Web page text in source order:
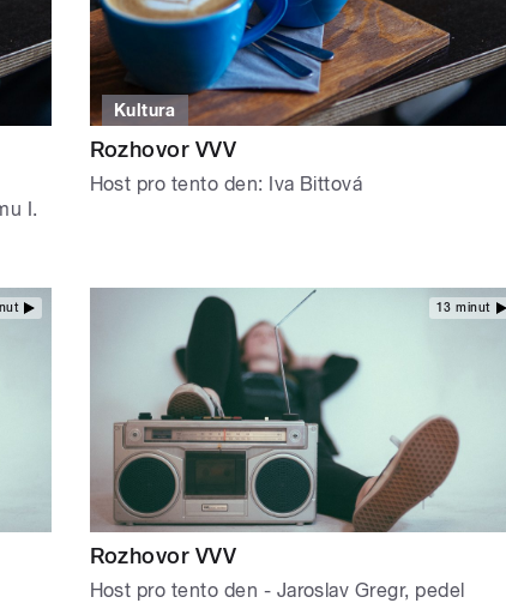
I.
Kultura
Rozhovor VVV
Host pro tento den: Iva Bittová
13 minut
Rozhovor VVV
Host pro tento den - Jaroslav Gregr, pedel